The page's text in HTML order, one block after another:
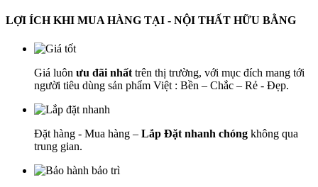
LỢI ÍCH KHI MUA HÀNG TẠI - NỘI THẤT HỮU BẰNG
Giá luôn ưu đãi nhất trên thị trường, với mục đích mang tới
người tiêu dùng sản phẩm Việt : Bền – Chắc – Rẻ - Đẹp.
Đặt hàng - Mua hàng – Lắp Đặt nhanh chóng không qua
trung gian.